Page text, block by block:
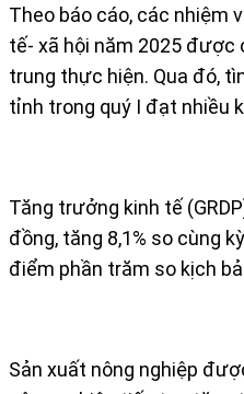
Theo báo cáo, các nhiệm
tế- xã hội năm 2025 được
trung thực hiện. Qua đó,
tỉnh trong quý I đạt nhiều
Tăng trưởng kinh tế
đồng, tăng 8,1% so cùng
điểm phần trăm so kịch
Sản xuất nông nghiệp